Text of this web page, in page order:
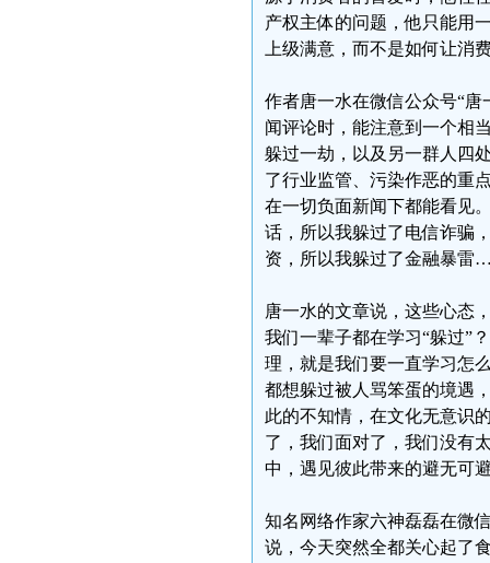
产权主体的问题，他只能用
上级满意，而不是如何让消
作者唐一水在微信公众号“
闻评论时，能注意到一个相
躲过一劫，以及另一群人四
了行业监管、污染作恶的重
在一切负面新闻下都能看见
话，所以我躲过了电信诈骗
资，所以我躲过了金融暴
唐一水的文章说，这些心态
我们一辈子都在学习“躲过”
理，就是我们要一直学习怎
都想躲过被人骂笨蛋的境遇
此的不知情，在文化无意识
了，我们面对了，我们没有
中，遇见彼此带来的避无可
知名网络作家六神磊磊在微
说，今天突然全都关心起了